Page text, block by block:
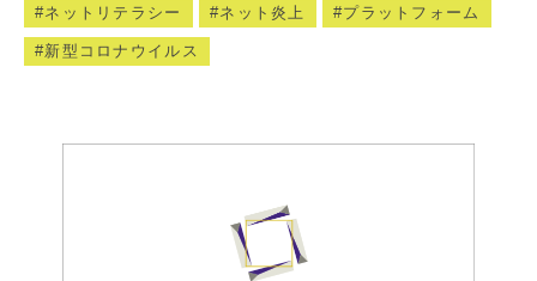
ネットリテラシー ネット炎上 プラットフォーム
新型コロナウイルス